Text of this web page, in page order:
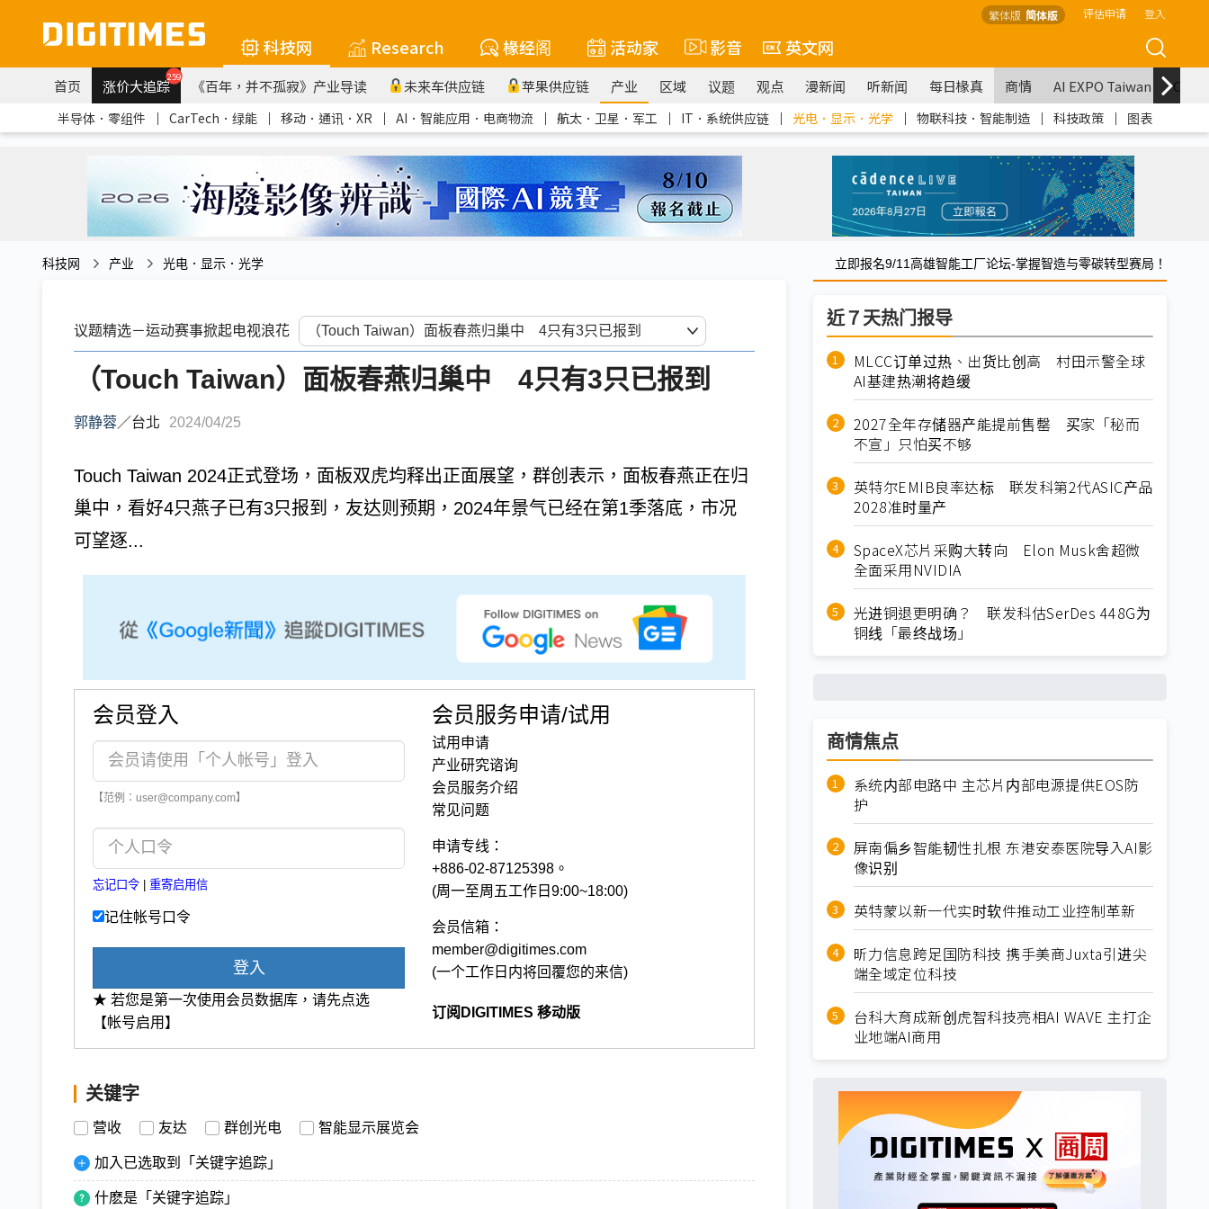
繁体版 简体版 评估申请 登入
科技网 Research 椽经阁 活动家 影音 英文网
首页 涨价大追踪259 《百年，并不孤寂》产业导读 未来车供应链 苹果供应链 产业 区域 议题 观点 漫新闻 听新闻 每日椽真 商情 AI EXPO Taiwan
半导体．零组件 ｜ CarTech．绿能 ｜ 移动．通讯．XR ｜ AI．智能应用．电商物流 ｜ 航太．卫星．军工 ｜ IT．系统供应链 ｜ 光电．显示．光学 ｜ 物联科技．智能制造 ｜ 科技政策 ｜ 图表
科技网 产业 光电．显示．光学 立即报名9/11高雄智能工厂论坛-掌握智造与零碳转型赛局！
议题精选－运动赛事掀起电视浪花
（Touch Taiwan）面板春燕归巢中 4只有3只已报到
郭静蓉／台北 2024/04/25
Touch Taiwan 2024正式登场，面板双虎均释出正面展望，群创表示，面板春燕正在归
巢中，看好4只燕子已有3只报到，友达则预期，2024年景气已经在第1季落底，市况
可望逐...
会员登入
【范例：user@company.com】
忘记口令 重寄启用信
记住帐号口令
登入
★ 若您是第一次使用会员数据库，请先点选
【帐号启用】
会员服务申请/试用
试用申请
产业研究谘询
会员服务介绍
常见问题
申请专线：
+886-02-87125398。
(周一至周五工作日9:00~18:00)
会员信箱：
member@digitimes.com
(一个工作日内将回覆您的来信)
订阅DIGITIMES 移动版
关键字
营收 友达 群创光电 智能显示展览会
加入已选取到「关键字追踪」
什麽是「关键字追踪」
近７天热门报导
MLCC订单过热、出货比创高 村田示警全球
AI基建热潮将趋缓
2027全年存储器产能提前售罄 买家「秘而
不宣」只怕买不够
英特尔EMIB良率达标 联发科第2代ASIC产品
2028准时量产
SpaceX芯片采购大转向 Elon Musk舍超微
全面采用NVIDIA
光进铜退更明确？ 联发科估SerDes 448G为
铜线「最终战场」
商情焦点
系统内部电路中 主芯片内部电源提供EOS防
护
屏南偏乡智能韧性扎根 东港安泰医院导入AI影
像识别
英特蒙以新一代实时软件推动工业控制革新
昕力信息跨足国防科技 携手美商Juxta引进尖
端全域定位科技
台科大育成新创虎智科技亮相AI WAVE 主打企
业地端AI商用